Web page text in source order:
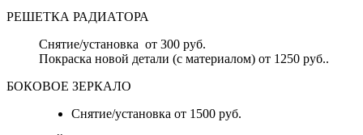
РЕШЕТКА РАДИАТОРА
Снятие/установка от 300 руб.
Покраска новой детали (с материалом) от 1250 руб..
БОКОВОЕ ЗЕРКАЛО
Снятие/установка от 1500 руб.